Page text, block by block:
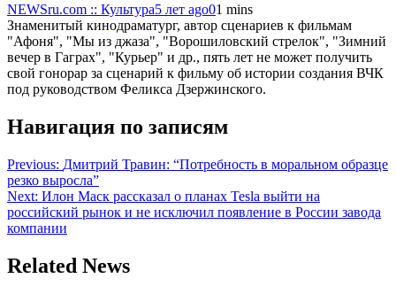
NEWSru.com :: Культура5 лет ago01 mins
Знаменитый кинодраматург, автор сценариев к фильмам
"Афоня", "Мы из джаза", "Ворошиловский стрелок", "Зимний
вечер в Гаграх", "Курьер" и др., пять лет не может получить
свой гонорар за сценарий к фильму об истории создания ВЧК
под руководством Феликса Дзержинского.
Навигация по записям
Previous: Дмитрий Травин: “Потребность в моральном образце
резко выросла”
Next: Илон Маск рассказал о планах Tesla выйти на
российский рынок и не исключил появление в России завода
компании
Related News